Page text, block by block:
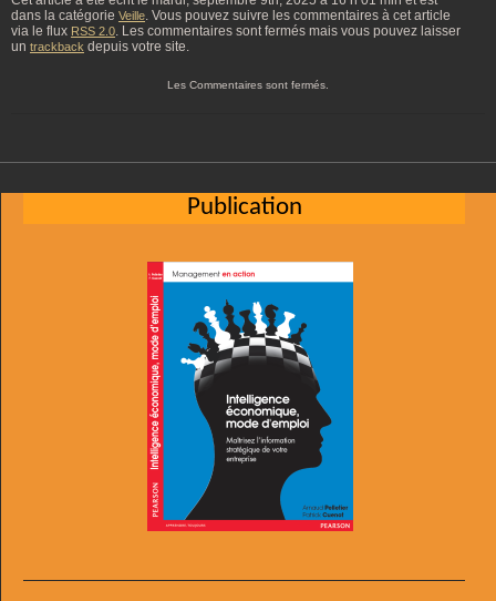
dans la catégorie Veille. Vous pouvez suivre les commentaires à cet article
via le flux RSS 2.0. Les commentaires sont fermés mais vous pouvez laisser
un trackback depuis votre site.
Les Commentaires sont fermés.
Publication